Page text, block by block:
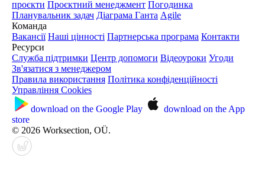
проєкти Проєктний менеджмент Погодинка
Планувальник задач Діаграма Ганта Agile
Команда
Вакансії Наші цінності Партнерська програма Контакти
Ресурси
Служба підтримки Центр допомоги Відеоуроки Угоди
Зв'язатися з менеджером
Правила використання Політика конфіденційності
Управління Cookies
download on the Google Play download on the App
store
© 2026 Worksection, OÜ.